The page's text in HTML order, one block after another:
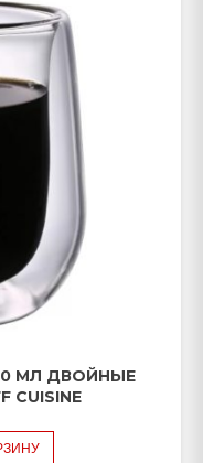
МЛ ДВОЙНЫЕ
CUISINE